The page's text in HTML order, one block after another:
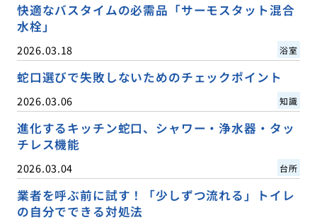
快適なバスタイムの必需品「サーモスタット混合
水栓」
2026.03.18 浴室
蛇口選びで失敗しないためのチェックポイント
2026.03.06 知識
進化するキッチン蛇口、シャワー・浄水器・タッ
チレス機能
2026.03.04 台所
業者を呼ぶ前に試す！「少しずつ流れる」トイレ
の自分でできる対処法